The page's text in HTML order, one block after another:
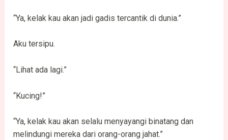
“Ya, kelak kau akan jadi gadis tercantik di dunia.”
Aku tersipu.
“Lihat ada lagi.”
“Kucing!”
“Ya, kelak kau akan selalu menyayangi binatang dan
melindungi mereka dari orang-orang jahat.”